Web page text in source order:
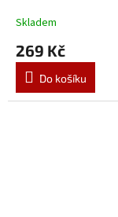
Skladem
269 Kč
Do košíku